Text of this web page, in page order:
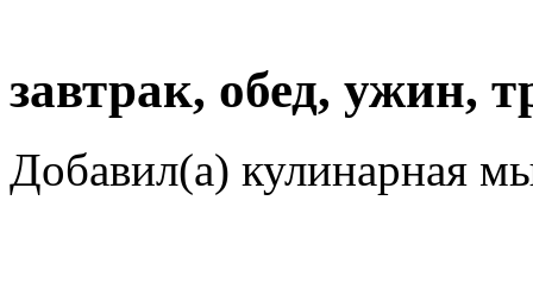
завтрак, обед, ужин,
Добавил(а) кулинарная